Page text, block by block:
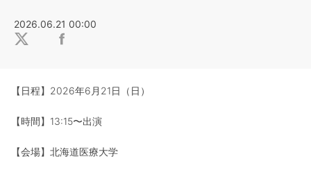
2026.06.21 00:00
【日程】2026年6月21日（日）
【時間】13:15〜出演
【会場】北海道医療大学